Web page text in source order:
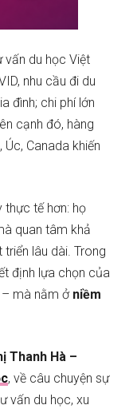
vấn du học Việt
nhu cầu đi du
đình; chi phí lớn
cạnh đó, hàng
Canada khiến
thực tế hơn: họ
quan tâm khả
lâu dài. Trong
định lựa chọn của
– mà nằm ở niềm
Thanh Hà –
, về câu chuyện sự
vấn du học, xu